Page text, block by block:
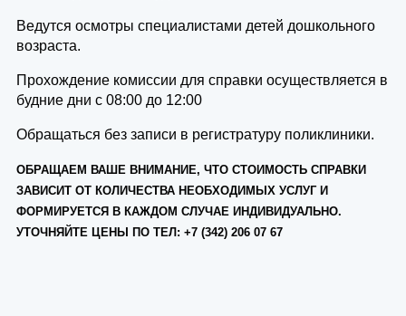
Ведутся осмотры специалистами детей дошкольного
возраста.
Прохождение комиссии для справки осуществляется в
будние дни с 08:00 до 12:00
Обращаться без записи в регистратуру поликлиники.
ОБРАЩАЕМ ВАШЕ ВНИМАНИЕ, ЧТО СТОИМОСТЬ СПРАВКИ
ЗАВИСИТ ОТ КОЛИЧЕСТВА НЕОБХОДИМЫХ УСЛУГ И
ФОРМИРУЕТСЯ В КАЖДОМ СЛУЧАЕ ИНДИВИДУАЛЬНО.
УТОЧНЯЙТЕ ЦЕНЫ ПО ТЕЛ: +7 (342) 206 07 67